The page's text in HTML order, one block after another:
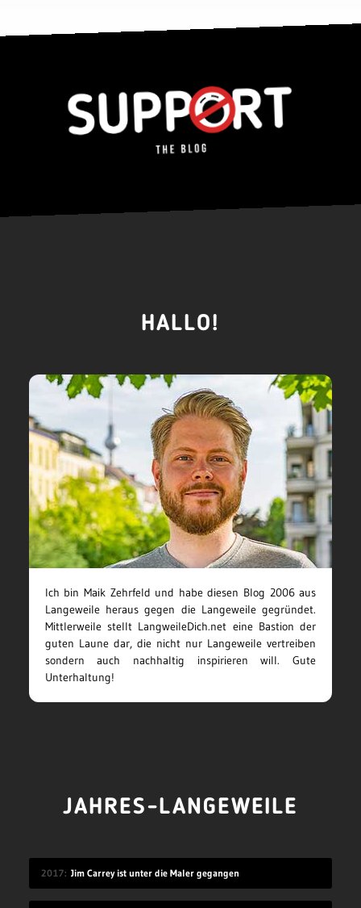
HALLO!
Ich bin Maik Zehrfeld und habe diesen Blog 2006 aus
Langeweile heraus gegen die Langeweile gegründet.
Mittlerweile stellt LangweileDich.net eine Bastion der
guten Laune dar, die nicht nur Langeweile vertreiben
sondern auch nachhaltig inspirieren will. Gute
Unterhaltung!
JAHRES-LANGEWEILE
2017 Jim Carrey ist unter die Maler gegangen